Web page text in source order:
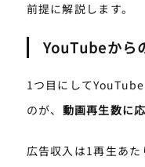
前提に解説します。
YouTubeから
1つ目にして
のが、 動画再生数に
広告収入は1再生あ